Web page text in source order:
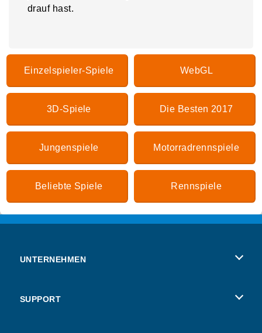
drauf hast.
Einzelspieler-Spiele WebGL
3D-Spiele Die Besten 2017
Jungenspiele Motorradrennspiele
Beliebte Spiele Rennspiele
UNTERNEHMEN
SUPPORT